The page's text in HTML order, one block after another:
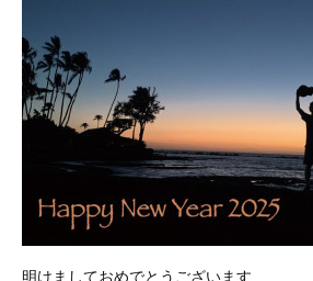
明けましておめでとうございます